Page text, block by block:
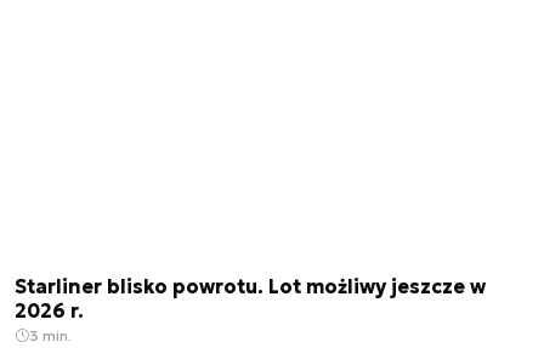
Starliner blisko powrotu. Lot możliwy jeszcze w
2026 r.
3 min.